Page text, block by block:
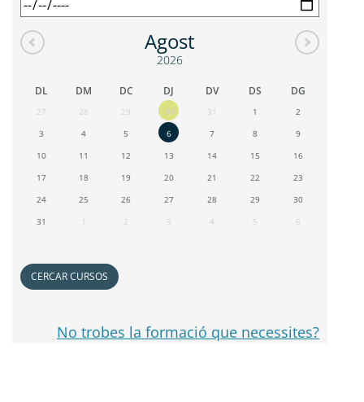
Agost
2026
DL DM DC DJ DV DS DG
27 28 29 30 31 1
2
3
4 5 6 7 8
9
10
11 12 13 14 15
16
17
18 19 20 21 22
23
24
25 26 27 28 29
30
31
1 2 3 4 5 6
CERCAR CURSOS
No trobes la formació que necessites?